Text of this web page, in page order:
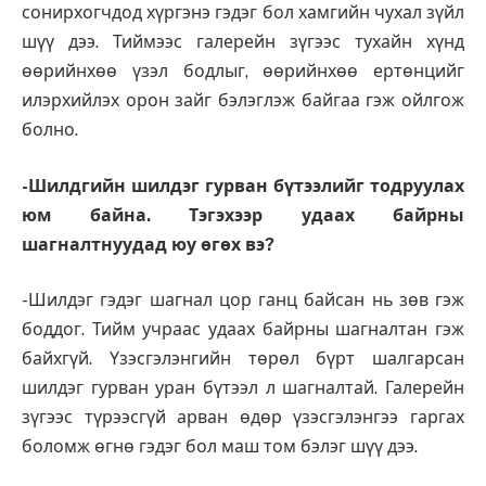
сонирхогчдод хүргэнэ гэдэг бол хамгийн чухал зүйл
шүү дээ. Тиймээс галерейн зүгээс тухайн хүнд
өөрийнхөө үзэл бодлыг, өөрийнхөө ертөнцийг
илэрхийлэх орон зайг бэлэглэж байгаа гэж ойлгож
болно.
-Шилдгийн шилдэг гурван бүтээлийг тодруулах
юм байна. Тэгэхээр удаах байрны
шагналтнуудад юу өгөх вэ?
-Шилдэг гэдэг шагнал цор ганц байсан нь зөв гэж
боддог. Тийм учраас удаах байрны шагналтан гэж
байхгүй. Үзэсгэлэнгийн төрөл бүрт шалгарсан
шилдэг гурван уран бүтээл л шагналтай. Галерейн
зүгээс түрээсгүй арван өдөр үзэсгэлэнгээ гаргах
боломж өгнө гэдэг бол маш том бэлэг шүү дээ.